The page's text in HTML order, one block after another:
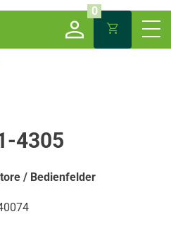
0
4305
/ Bedienfelder